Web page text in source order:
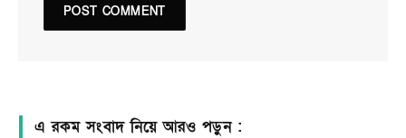
এ রকম সংবাদ নিয়ে আরও পড়ুন :